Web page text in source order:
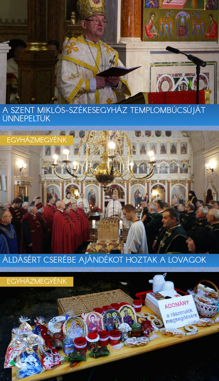
A SZENT MIKLÓS-SZÉKESEGYHÁZ TEMPLOMBÚCSÚJÁT
ÜNNEPELTÜK
ÁLDÁSÉRT CSERÉBE AJÁNDÉKOT HOZTAK A LOVAGOK
EGYHÁZMEGYÉNK
EGYHÁZMEGYÉNK